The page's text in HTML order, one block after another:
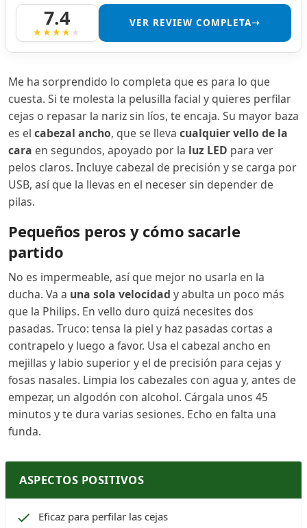
7.4 VER REVIEW COMPLETA➝
Me ha sorprendido lo completa que es para lo que
cuesta. Si te molesta la pelusilla facial y quieres perfilar
cejas o repasar la nariz sin líos, te encaja. Su mayor baza
es el cabezal ancho, que se lleva cualquier vello de la
cara en segundos, apoyado por la luz LED para ver
pelos claros. Incluye cabezal de precisión y se carga por
USB, así que la llevas en el neceser sin depender de
pilas.
Pequeños peros y cómo sacarle
partido
No es impermeable, así que mejor no usarla en la
ducha. Va a una sola velocidad y abulta un poco más
que la Philips. En vello duro quizá necesites dos
pasadas. Truco: tensa la piel y haz pasadas cortas a
contrapelo y luego a favor. Usa el cabezal ancho en
mejillas y labio superior y el de precisión para cejas y
fosas nasales. Limpia los cabezales con agua y, antes de
empezar, un algodón con alcohol. Cárgala unos 45
minutos y te dura varias sesiones. Echo en falta una
funda.
ASPECTOS POSITIVOS
Eficaz para perfilar las cejas